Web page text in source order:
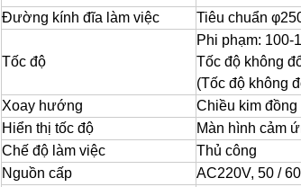
Đường kính đĩa làm việc Tiêu chuẩn
Tốc độ
Phi phạm: 100-
Tốc độ không
(Tốc độ không
Xoay hướng
Chiều kim
Hiển thị tốc độ
Màn hình cảm
Chế độ làm việc
Thủ công
Nguồn cấp
AC220V, 50 /